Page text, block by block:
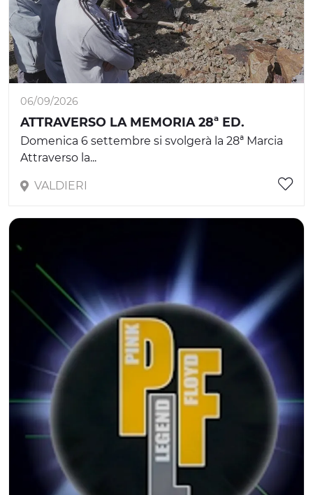
06/09/2026
ATTRAVERSO LA MEMORIA 28ª ED.
Domenica 6 settembre si svolgerà la 28ª Marcia
Attraverso la...
VALDIERI